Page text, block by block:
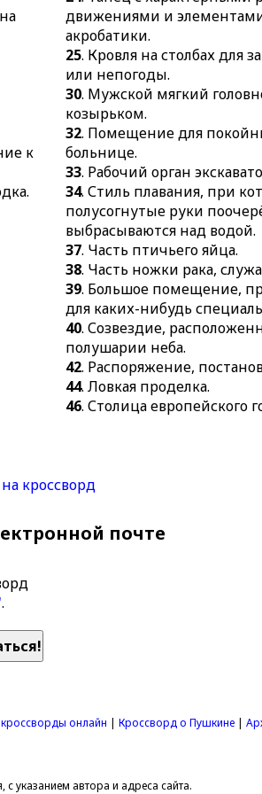
40.Созвездие,
полушарии неба.
42.Распоряжение,
44.Ловкая проделка.
46.Столица
к
движениями и
акробатики.
25. Кровля на столбах для
или непогоды.
30. Мужской мягкий
козырьком.
32. Помещение для
больнице.
33. Рабочий орган
34. Стиль плавания, при
полусогнутые руки
выбрасываются над водой.
37. Часть птичьего яйца.
38. Часть ножки рака,
39. Большое помещение,
для каких-нибудь
40. Созвездие,
полушарии неба.
42. Распоряжение,
44. Ловкая проделка.
46. Столица европейского
кроссворд
почте
.
онлайн |Кроссворд о Пушкине |
указанием автора и адреса сайта.